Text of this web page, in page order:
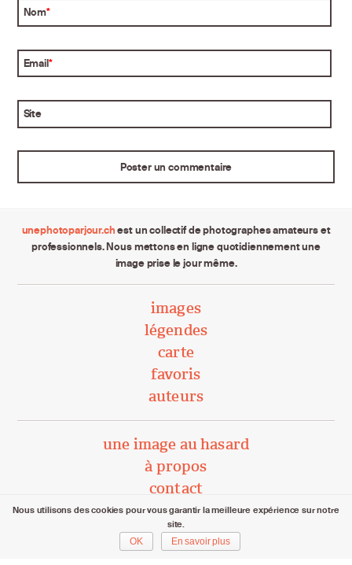
Nom*
Email*
Site
unephotoparjour.chest un collectif de photographes amateurs et
professionnels. Nous mettons en ligne quotidiennement une
image prise le jour même.
images
légendes
carte
favoris
auteurs
une image au hasard
à propos
contact
unephotoparjour.ch/ 2015 – 2026
Tous droits réservés aux auteurs respectifs.
Nous utilisons des cookies pour vous garantir la meilleure expérience sur notre
site.
OK
En savoir plus